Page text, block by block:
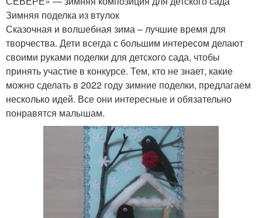
Зимняя поделка из втулок
Сказочная и волшебная зима – лучшие время для
творчества. Дети всегда с большим интересом делают
своими руками поделки для детского сада, чтобы
принять участие в конкурсе. Тем, кто не знает, какие
можно сделать в 2022 году зимние поделки, предлагаем
несколько идей. Все они интересные и обязательно
понравятся малышам.